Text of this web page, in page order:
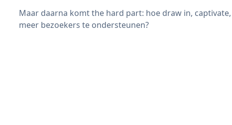
Maar daarna komt the hard part: hoe draw in,
meer bezoekers te ondersteunen?